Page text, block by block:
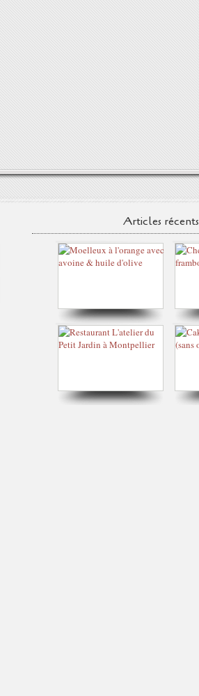
Articles récents